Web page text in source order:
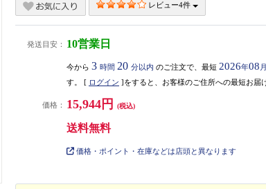
レビュー4件
発送目安： 10営業日
今から 3 時間 20 分以内 のご注文で、最短 2026年08 月
す。 [ ログイン ]をすると、お客様のご住所への最短お届
価格： 15,944円 (税込)
送料無料
価格・ポイント・在庫などは店頭と異なります